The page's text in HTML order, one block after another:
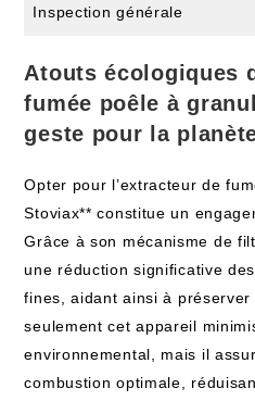
Inspection générale
Atouts écologiques
fumée poêle à
geste pour la
Opter pour l’extracteur de
Stoviax** constitue un
Grâce à son mécanisme de
une réduction significative
fines, aidant ainsi à préserver
seulement cet appareil
environnemental, mais il
combustion optimale,